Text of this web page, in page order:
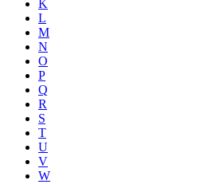
K
L
M
N
O
P
Q
R
S
T
U
V
W